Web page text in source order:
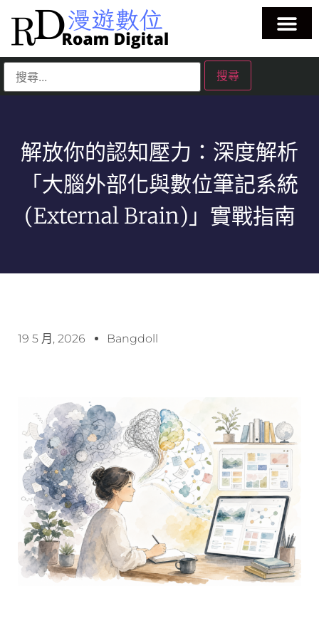
解放你的認知壓力：深度解析
「大腦外部化與數位筆記系統
(External Brain)」實戰指南
19 5 月, 2026 Bangdoll